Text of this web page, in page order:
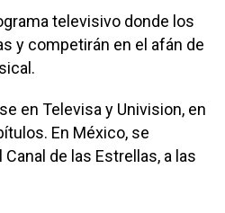
televisivo donde los
y competirán en el afán de
en Televisa y Univision, en
En México, se
de las Estrellas, a las